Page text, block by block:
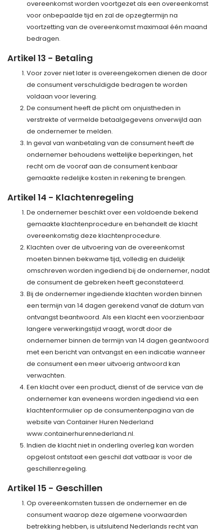
overeenkomst worden voortgezet als een overeenkomst
voor onbepaalde tijd en zal de opzegtermijn na
voortzetting van de overeenkomst maximaal één maand
bedragen.
Artikel 13 - Betaling
Voor zover niet later is overeengekomen dienen de door
de consument verschuldigde bedragen te worden
voldaan voor levering.
De consument heeft de plicht om onjuistheden in
verstrekte of vermelde betaalgegevens onverwijld aan
de ondernemer te melden.
In geval van wanbetaling van de consument heeft de
ondernemer behoudens wettelijke beperkingen, het
recht om de vooraf aan de consument kenbaar
gemaakte redelijke kosten in rekening te brengen.
Artikel 14 - Klachtenregeling
De ondernemer beschikt over een voldoende bekend
gemaakte klachtenprocedure en behandelt de klacht
overeenkomstig deze klachtenprocedure.
Klachten over de uitvoering van de overeenkomst
moeten binnen bekwame tijd, volledig en duidelijk
omschreven worden ingediend bij de ondernemer, nadat
de consument de gebreken heeft geconstateerd.
Bij de ondernemer ingediende klachten worden binnen
een termijn van 14 dagen gerekend vanaf de datum van
ontvangst beantwoord. Als een klacht een voorzienbaar
langere verwerkingstijd vraagt, wordt door de
ondernemer binnen de termijn van 14 dagen geantwoord
met een bericht van ontvangst en een indicatie wanneer
de consument een meer uitvoerig antwoord kan
verwachten.
Een klacht over een product, dienst of de service van de
ondernemer kan eveneens worden ingediend via een
klachtenformulier op de consumentenpagina van de
website van Container Huren Nederland
www.containerhurennederland.nl.
Indien de klacht niet in onderling overleg kan worden
opgelost ontstaat een geschil dat vatbaar is voor de
geschillenregeling.
Artikel 15 - Geschillen
Op overeenkomsten tussen de ondernemer en de
consument waarop deze algemene voorwaarden
betrekking hebben, is uitsluitend Nederlands recht van